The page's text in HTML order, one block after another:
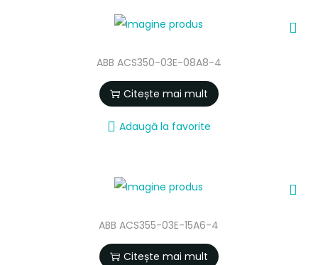
ABB ACS350-03E-08A8-4
Citește mai mult
Adaugă la favorite
ABB ACS355-03E-15A6-4
Citește mai mult